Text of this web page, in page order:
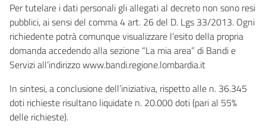
Per tutelare i dati personali gli allegati al decreto non sono resi
pubblici, ai sensi del comma 4 art. 26 del D. Lgs 33/2013. Ogni
richiedente potrà comunque visualizzare l’esito della propria
domanda accedendo alla sezione “La mia area” di Bandi e
Servizi all’indirizzo www.bandi.regione.lombardia.it
In sintesi, a conclusione dell’iniziativa, rispetto alle n. 36.345
doti richieste risultano liquidate n. 20.000 doti (pari al 55%
delle richieste).